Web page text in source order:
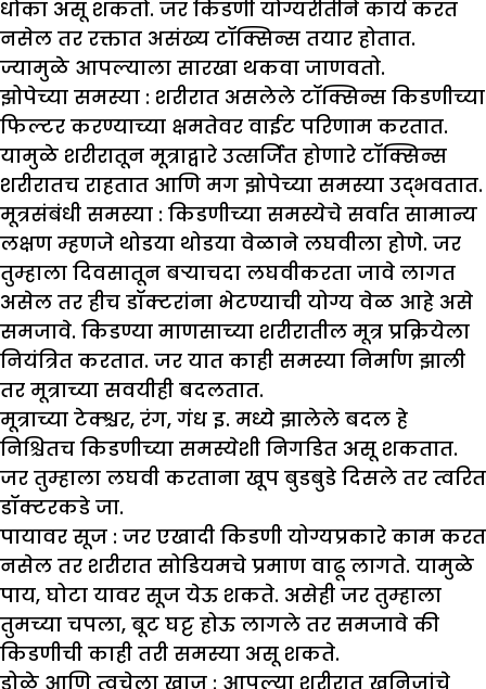
धोका असू शकतो. जर किडणी योग्यरीतीने कार्य करत
नसेल तर रक्तात असंख्य टॉक्सिन्स तयार होतात.
ज्यामुळे आपल्याला सारखा थकवा जाणवतो.
झोपेच्या समस्या : शरीरात असलेले टॉक्सिन्स किडणीच्या
फिल्टर करण्याच्या क्षमतेवर वाईट परिणाम करतात.
यामुळे शरीरातून मूत्राद्वारे उत्सर्जित होणारे टॉक्सिन्स
शरीरातच राहतात आणि मग झोपेच्या समस्या उद्भवतात.
मूत्रसंबंधी समस्या : किडणीच्या समस्येचे सर्वात सामान्य
लक्षण म्हणजे थोडया थोडया वेळाने लघवीला होणे. जर
तुम्हाला दिवसातून बऱ्याचदा लघवीकरता जावे लागत
असेल तर हीच डॉक्टरांना भेटण्याची योग्य वेळ आहे असे
समजावे. किडण्या माणसाच्या शरीरातील मूत्र प्रक्रियेला
नियंत्रित करतात. जर यात काही समस्या निर्माण झाली
तर मूत्राच्या सवयीही बदलतात.
मूत्राच्या टेक्श्चर, रंग, गंध इ. मध्ये झालेले बदल हे
निश्चितच किडणीच्या समस्येशी निगडित असू शकतात.
जर तुम्हाला लघवी करताना खूप बुडबुडे दिसले तर त्वरित
डॉक्टरकडे जा.
पायावर सूज : जर एखादी किडणी योग्यप्रकारे काम करत
नसेल तर शरीरात सोडियमचे प्रमाण वाढू लागते. यामुळे
पाय, घोटा यावर सूज येऊ शकते. असेही जर तुम्हाला
तुमच्या चपला, बूट घट्ट होऊ लागले तर समजावे की
किडणीची काही तरी समस्या असू शकते.
डोळे आणि त्वचेला खाज : आपल्या शरीरात खनिजांचे